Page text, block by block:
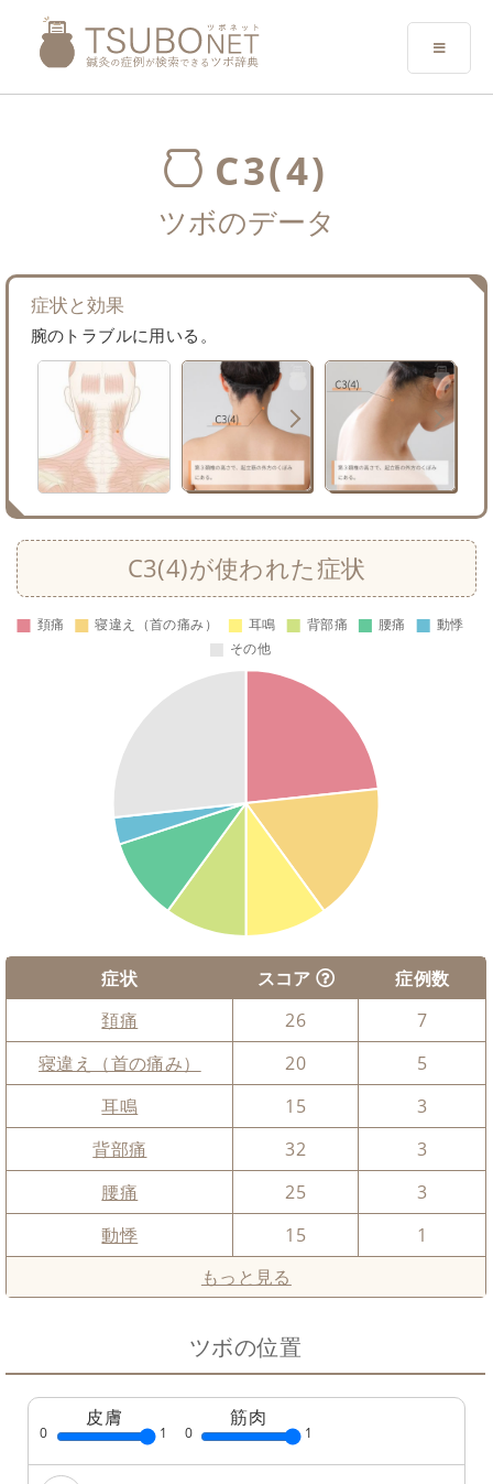
C3(4)
ツボのデータ
症状と効果
腕のトラブルに用いる。
C3(4)が使われた症状
症状 スコア
症例数
頚痛
26
7
寝違え（首の痛み）
20
5
耳鳴
15
3
背部痛
32
3
腰痛
25
3
動悸
15
1
もっと見る
ツボの位置
皮膚 筋肉